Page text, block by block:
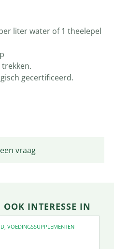
vraag
liter water of 1 theelepel
gecertificeerd.
INTERESSE IN
VOEDINGSSUPPLEMENTEN